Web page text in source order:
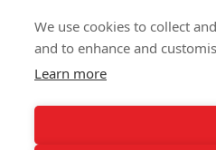
We use cookies to collect
and to enhance and
Learn more